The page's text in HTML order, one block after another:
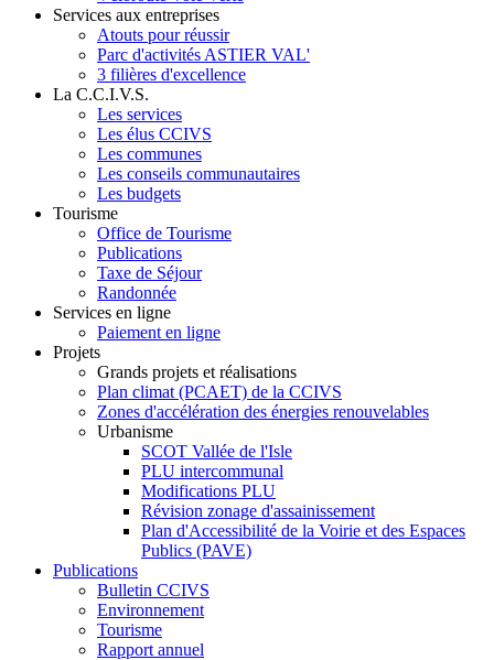
Services aux entreprises
Atouts pour réussir
Parc d'activités ASTIER VAL'
3 filières d'excellence
La C.C.I.V.S.
Les services
Les élus CCIVS
Les communes
Les conseils communautaires
Les budgets
Tourisme
Office de Tourisme
Publications
Taxe de Séjour
Randonnée
Services en ligne
Paiement en ligne
Projets
Grands projets et réalisations
Plan climat (PCAET) de la CCIVS
Zones d'accélération des énergies renouvelables
Urbanisme
SCOT Vallée de l'Isle
PLU intercommunal
Modifications PLU
Révision zonage d'assainissement
Plan d'Accessibilité de la Voirie et des Espaces
Publics (PAVE)
Publications
Bulletin CCIVS
Environnement
Tourisme
Rapport annuel